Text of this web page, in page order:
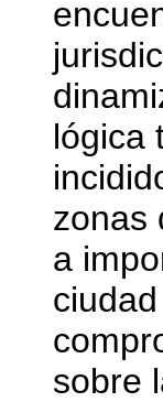
lógica
zonas
a
sobre